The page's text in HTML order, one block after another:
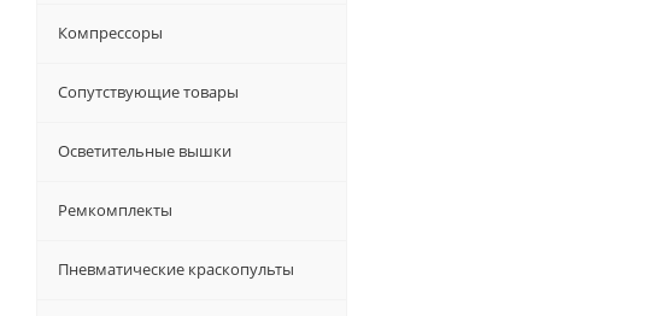
Компрессоры
Сопутствующие товары
Осветительные вышки
Ремкомплекты
Пневматические краскопульты